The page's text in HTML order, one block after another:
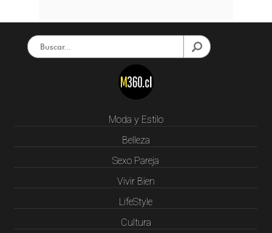
Moda y Estilo
Belleza
Sexo Pareja
Vivir Bien
LifeStyle
Cultura